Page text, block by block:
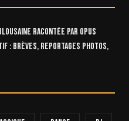
racontée par OPUS
: brèves, reportages photos,